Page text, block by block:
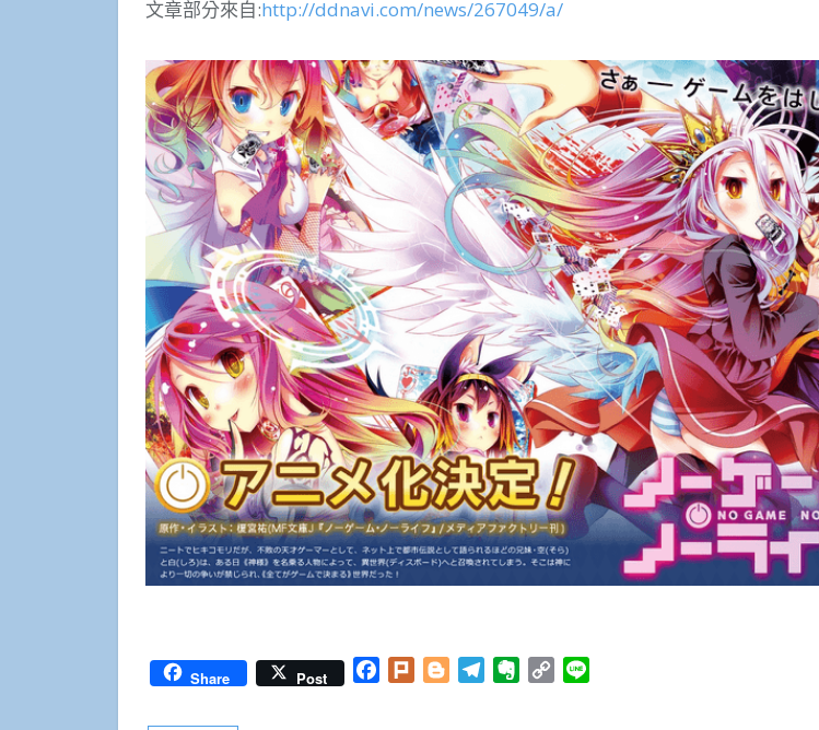
文章部分來自:http://ddnavi.com/news/267049/a/
Share Post Facebook
Plurk BloggerTelegramEvernote
Copy